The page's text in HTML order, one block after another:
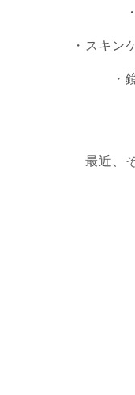
・スキン
・
最近、